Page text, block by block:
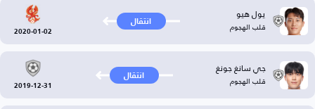
يول هيو
قلب الهجوم انتقال
2020-01-02
جي سانغ جونغ
قلب الهجوم انتقال
2019-12-31